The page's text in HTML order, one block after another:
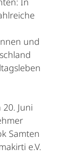
und
Juni
Samten
e.V.